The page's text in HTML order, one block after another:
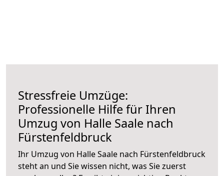
Stressfreie Umzüge:
Professionelle Hilfe für Ihren
Umzug von Halle Saale nach
Fürstenfeldbruck
Ihr Umzug von Halle Saale nach Fürstenfeldbruck
steht an und Sie wissen nicht, was Sie zuerst